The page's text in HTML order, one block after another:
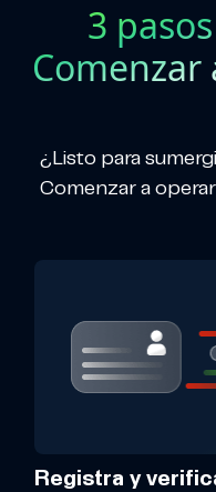
3
Comenzar
¿Listo para
Comenzar a
Registra y